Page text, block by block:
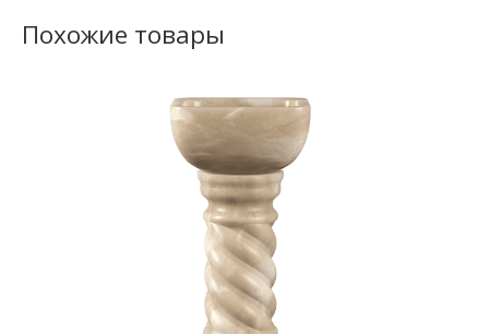
Похожие товары